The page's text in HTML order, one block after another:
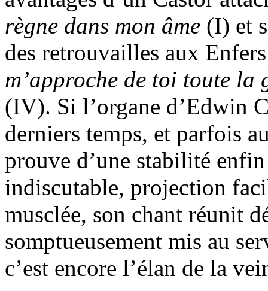
règne dans mon âme (I) et
des retrouvailles aux
m’approche de toi toute
(IV). Si l’organe d’Edwin
derniers temps, et parfois
prouve d’une stabilité
indiscutable, projection
musclée, son chant réunit
somptueusement mis au
c’est encore l’élan de la